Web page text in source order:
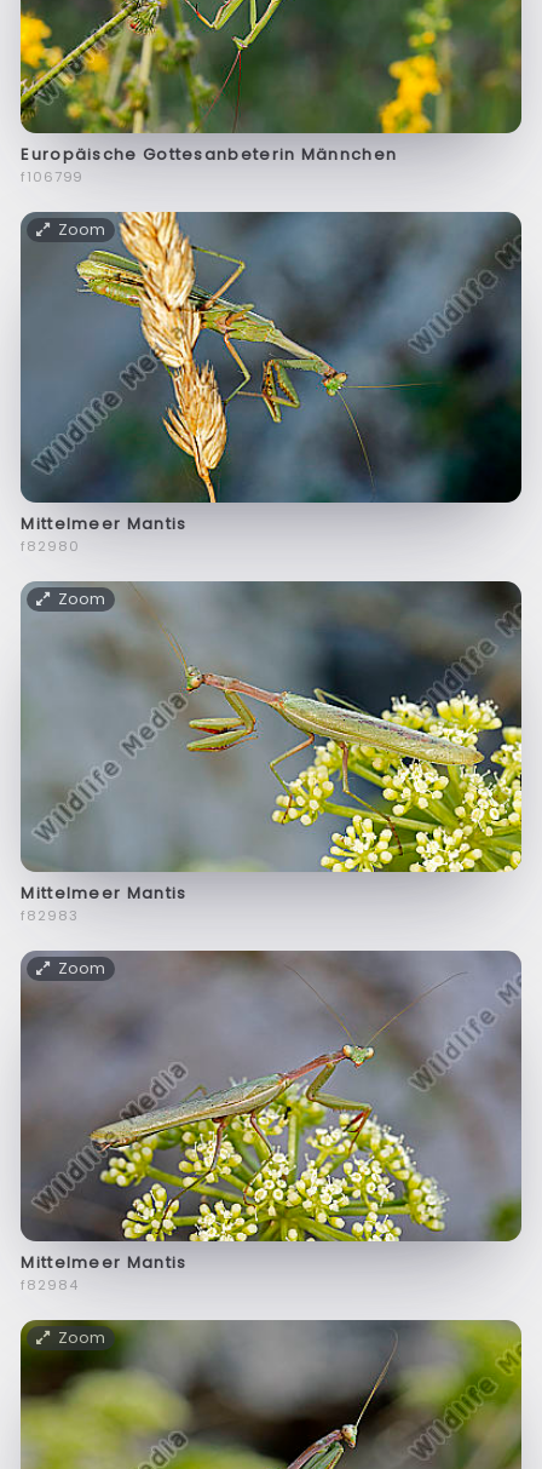
Europäische Gottesanbeterin Männchen
f106799
Zoom
Mittelmeer Mantis
f82980
Zoom
Mittelmeer Mantis
f82983
Zoom
Mittelmeer Mantis
f82984
Zoom